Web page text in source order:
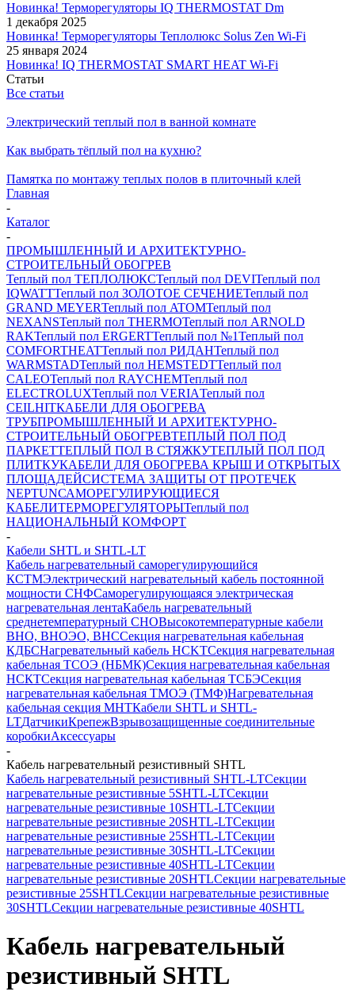
Новинка! Терморегуляторы IQ THERMOSTAT Dm
1 декабря 2025
Новинка! Терморегуляторы Теплолюкс Solus Zen Wi-Fi
25 января 2024
Новинка! IQ THERMOSTAT SMART HEAT Wi-Fi
Статьи
Все статьи
Электрический теплый пол в ванной комнате
Как выбрать тёплый пол на кухню?
Памятка по монтажу теплых полов в плиточный клей
Главная
-
Каталог
-
ПРОМЫШЛЕННЫЙ И АРХИТЕКТУРНО-
СТРОИТЕЛЬНЫЙ ОБОГРЕВ
Теплый пол ТЕПЛОЛЮКСТеплый пол DEVIТеплый пол
IQWATTТеплый пол ЗОЛОТОЕ СЕЧЕНИЕТеплый пол
GRAND MEYERТеплый пол ATOMТеплый пол
NEXANSТеплый пол THERMOТеплый пол ARNOLD
RAKТеплый пол ERGERTТеплый пол №1Теплый пол
COMFORTHEATТеплый пол РИДАНТеплый пол
WARMSTADТеплый пол HEMSTEDTТеплый пол
CALEOТеплый пол RAYCHEMТеплый пол
ELECTROLUXТеплый пол VERIAТеплый пол
CEILHITКАБЕЛИ ДЛЯ ОБОГРЕВА
ТРУБПРОМЫШЛЕННЫЙ И АРХИТЕКТУРНО-
СТРОИТЕЛЬНЫЙ ОБОГРЕВТЕПЛЫЙ ПОЛ ПОД
ПАРКЕТТЕПЛЫЙ ПОЛ В СТЯЖКУТЕПЛЫЙ ПОЛ ПОД
ПЛИТКУКАБЕЛИ ДЛЯ ОБОГРЕВА КРЫШ И ОТКРЫТЫХ
ПЛОЩАДЕЙСИСТЕМА ЗАЩИТЫ ОТ ПРОТЕЧЕК
NEPTUNСАМОРЕГУЛИРУЮЩИЕСЯ
КАБЕЛИТЕРМОРЕГУЛЯТОРЫТеплый пол
НАЦИОНАЛЬНЫЙ КОМФОРТ
-
Кабели SHTL и SHTL-LT
Кабель нагревательный саморегулирующийся
КСТМЭлектрический нагревательный кабель постоянной
мощности СНФСаморегулирующаяся электрическая
нагревательная лентаКабель нагревательный
среднетемпературный СНОВысокотемпературные кабели
ВНО, ВНОЭО, ВНССекция нагревательная кабельная
КДБСНагревательный кабель НCKТСекция нагревательная
кабельная ТСОЭ (НБМК)Секция нагревательная кабельная
НСКТСекция нагревательная кабельная ТСБЭСекция
нагревательная кабельная ТМОЭ (ТМФ)Нагревательная
кабельная секция МНТКабели SHTL и SHTL-
LTДатчикиКрепежВзрывозащищенные соединительные
коробкиАксессуары
-
Кабель нагревательный резистивный SHTL
Кабель нагревательный резистивный SHTL-LTСекции
нагревательные резистивные 5SHTL-LTСекции
нагревательные резистивные 10SHTL-LTСекции
нагревательные резистивные 20SHTL-LTСекции
нагревательные резистивные 25SHTL-LTСекции
нагревательные резистивные 30SHTL-LTСекции
нагревательные резистивные 40SHTL-LTСекции
нагревательные резистивные 20SHTLСекции нагревательные
резистивные 25SHTLСекции нагревательные резистивные
30SHTLСекции нагревательные резистивные 40SHTL
Кабель нагревательный
резистивный SHTL